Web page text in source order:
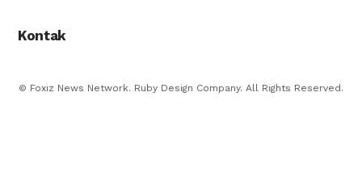
Kontak
© Foxiz News Network. Ruby Design Company. All Rights Reserved.